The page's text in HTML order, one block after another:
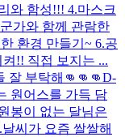
와 함성!!! 4.마스크
가와 함께 관람한
환경 만들기~ 6.공
!! 직접 보지는 ...
잘 부탁해👊👊👊D-
원어스를 가득 담
봉이 없는 달님은
씨가 요즘 쌀쌀해